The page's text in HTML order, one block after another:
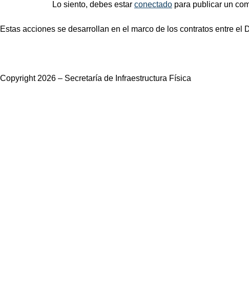
Lo siento, debes estar conectado para publicar un
Estas acciones se desarrollan en el marco de los contratos entre
Copyright 2026 – Secretaría de Infraestructura Física